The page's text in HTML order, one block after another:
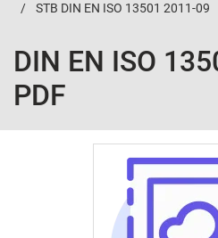
STB DIN EN ISO 13501 2011-09
DIN EN ISO
PDF